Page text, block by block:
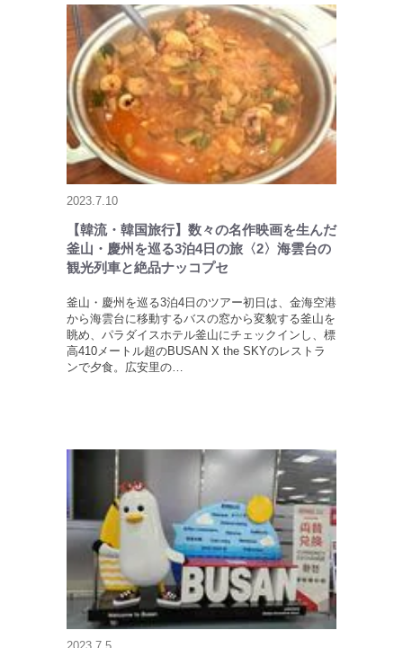
2023.7.10
【韓流・韓国旅行】数々の名作映画を生んだ
釜山・慶州を巡る3泊4日の旅〈2〉海雲台の
観光列車と絶品ナッコプセ
釜山・慶州を巡る3泊4日のツアー初日は、金海空港
から海雲台に移動するバスの窓から変貌する釜山を
眺め、パラダイスホテル釜山にチェックインし、標
高410メートル超のBUSAN X the SKYのレストラ
ンで夕食。広安里の…